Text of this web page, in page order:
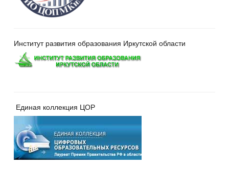
Институт развития образования Иркутской области
Единая коллекция ЦОР